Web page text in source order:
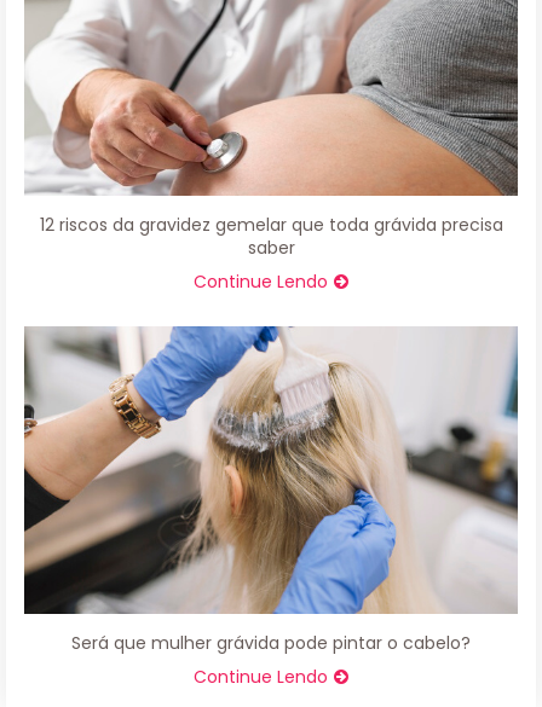
12 riscos da gravidez gemelar que toda grávida precisa
saber
Continue Lendo
Será que mulher grávida pode pintar o cabelo?
Continue Lendo